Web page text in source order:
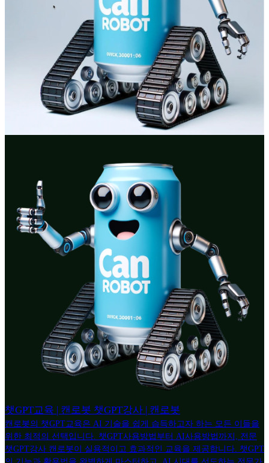
챗GPT교육 | 캔로봇 챗GPT강사 | 캔로봇
캔로봇의 챗GPT교육은 AI 기술을 쉽게 습득하고자 하는 모든 이들을
위한 최적의 선택입니다. 챗GPT사용방법부터 AI사용방법까지, 전문
챗GPT강사 캔로봇이 실용적이고 효과적인 교육을 제공합니다. 챗GPT